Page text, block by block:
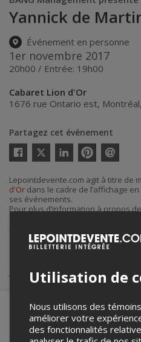
Yannick de
Événement en personne
1er novembre 2017
20h00 / Entrée: 19h00
Cabaret Lion d'Or
1676 rue Ontario est, Montréal,
Partagez cet événement
Twitter
courriel
Lepointdevente.com agit à titre de
d'Or dans le cadre de l’affichage
ses événements.
Pour plus d’information à propos
Achat de billets
Utilisation de
Nous utilisons des
améliorer votre
des fonctionnalités